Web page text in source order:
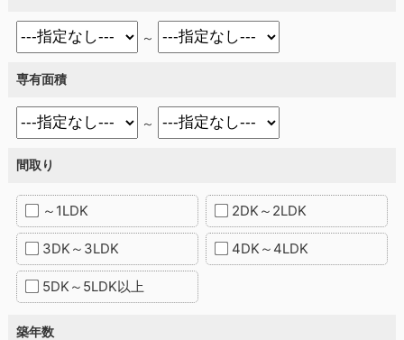
～
専有面積
～
間取り
～1LDK 2DK～2LDK
3DK～3LDK 4DK～4LDK
5DK～5LDK以上
築年数